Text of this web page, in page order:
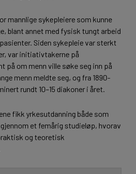
mannlige sykepleiere som kunne
blant annet med fysisk tungt arbeid
Siden sykepleie var sterkt
var initiativtakerne på
på om menn ville søke seg inn på
menn meldte seg, og fra 1890-
rundt 10–15 diakoner i året.
fikk yrkesutdanning både som
et femårig studieløp, hvorav
og teoretisk